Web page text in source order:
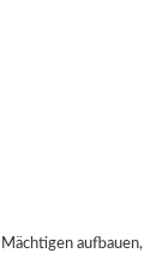
aufbauen,